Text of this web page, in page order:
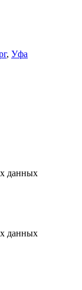
, Уфа
данных
данных